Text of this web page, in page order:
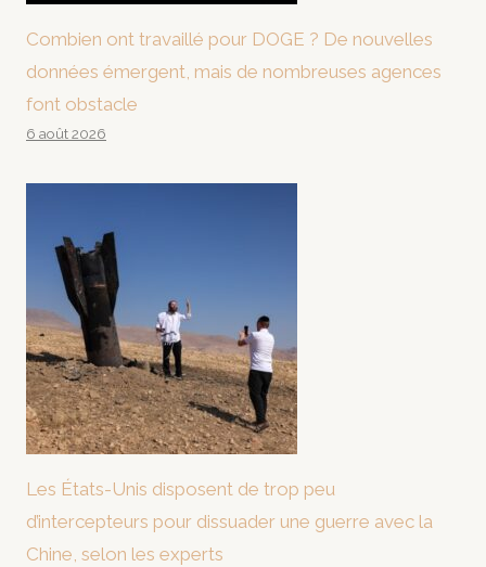
Combien ont travaillé pour DOGE ? De nouvelles
données émergent, mais de nombreuses agences
font obstacle
6 août 2026
Les États-Unis disposent de trop peu
d’intercepteurs pour dissuader une guerre avec la
Chine, selon les experts